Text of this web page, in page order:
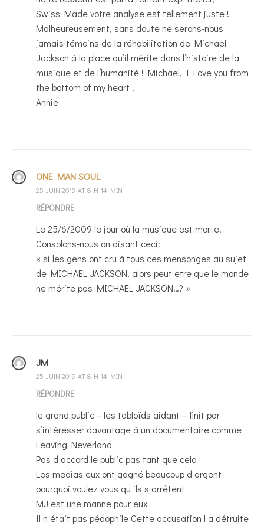
Swiss Made votre analyse est tellement juste !
Malheureusement, sans doute ne serons-nous
jamais témoins de la réhabilitation de Michael
Jackson à la place qu’il mérite dans l’histoire de la
musique et de l’humanité ! Michael, I Love you from
the bottom of my heart !
Annie
ONE MAN SOUL
25 JUIN 2019 AT 8 H 14 MIN
RÉPONDRE
Le 25/6/2009 le jour où la musique est morte.
Consolons-nous on disant ceci:
« si les gens ont cru à tous ces mensonges au sujet
de MICHAEL JACKSON, alors peut etre que le monde
ne mérite pas MICHAEL JACKSON…? »
JM
25 JUIN 2019 AT 8 H 14 MIN
RÉPONDRE
le grand public – les tabloïds aidant – finit par
s’intéresser davantage à un documentaire comme
Leaving Neverland
Pas d accord le public pas tant que cela
Les medias eux ont gagné beaucoup d argent
pourquoi voulez vous qu ils s arrêtent
MJ est une manne pour eux
Il n était pas pédophile Cette accusation l a détruite